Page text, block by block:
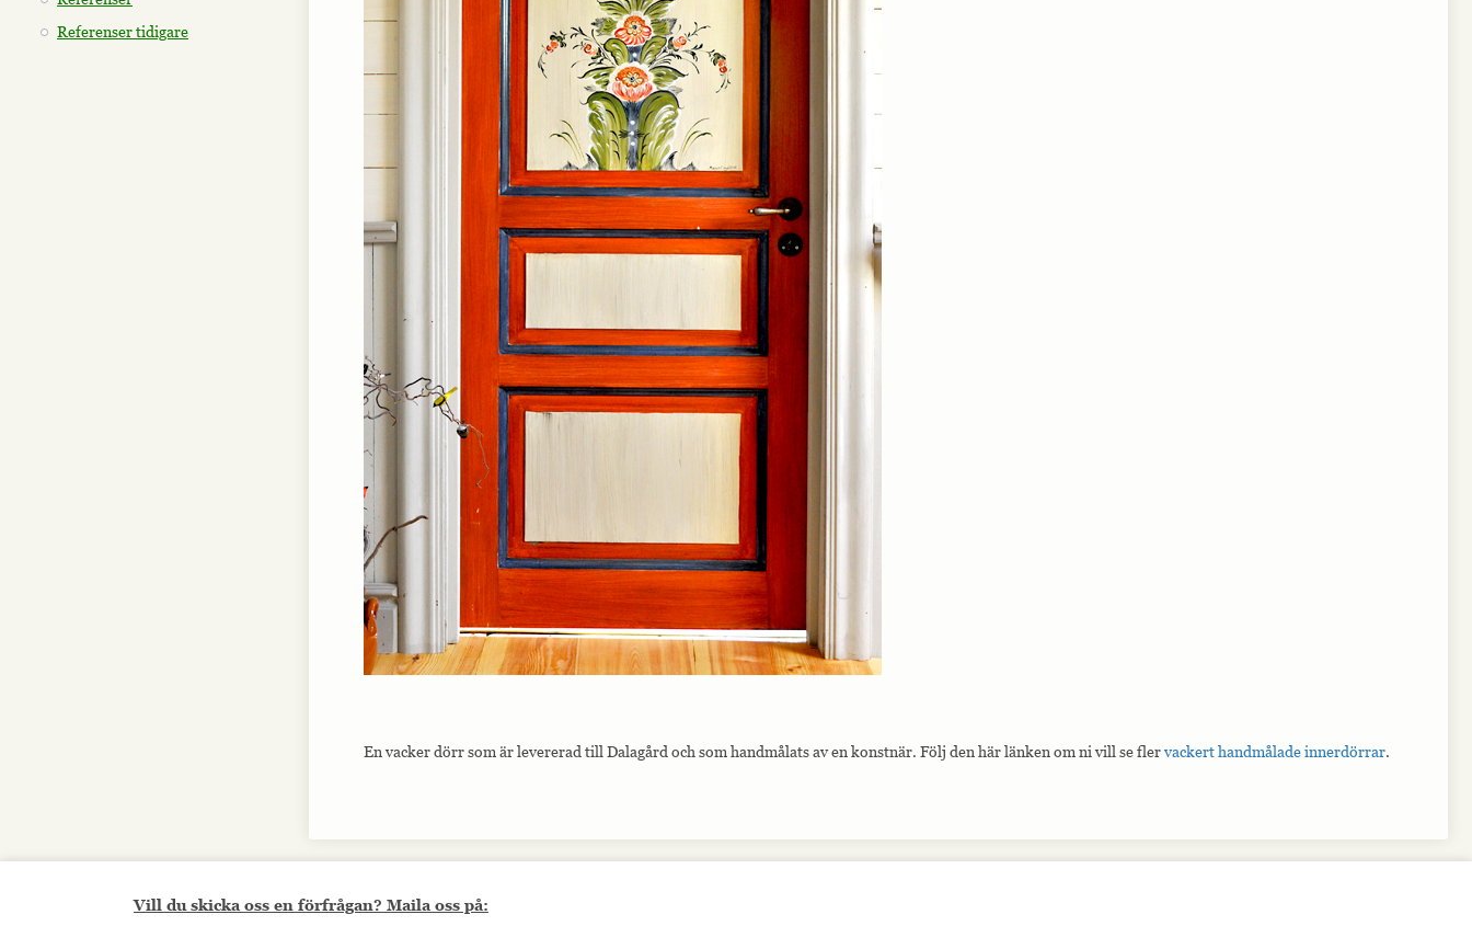
Referenser tidigare
En vacker dörr som är levererad till Dalagård och som handmålats av en konstnär. Följ den här länken om ni vill se flervackert handmålade innerdörrar.
Vill du skicka oss en förfrågan? Maila oss på: